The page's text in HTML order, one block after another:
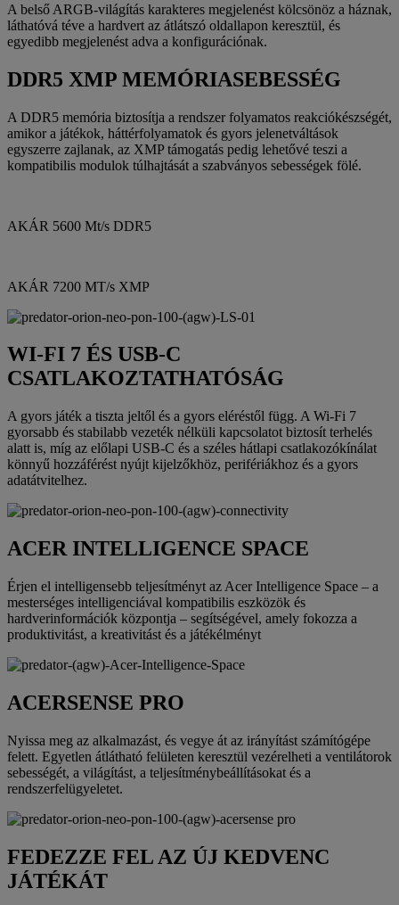
A belső ARGB-világítás karakteres megjelenést kölcsönöz a háznak,
láthatóvá téve a hardvert az átlátszó oldallapon keresztül, és
egyedibb megjelenést adva a konfigurációnak.
DDR5 XMP MEMÓRIASEBESSÉG
A DDR5 memória biztosítja a rendszer folyamatos reakciókészségét,
amikor a játékok, háttérfolyamatok és gyors jelenetváltások
egyszerre zajlanak, az XMP támogatás pedig lehetővé teszi a
kompatibilis modulok túlhajtását a szabványos sebességek fölé.
AKÁR 5600 Mt/s DDR5
AKÁR 7200 MT/s XMP
WI-FI 7 ÉS USB-C
CSATLAKOZTATHATÓSÁG
A gyors játék a tiszta jeltől és a gyors eléréstől függ. A Wi-Fi 7
gyorsabb és stabilabb vezeték nélküli kapcsolatot biztosít terhelés
alatt is, míg az előlapi USB-C és a széles hátlapi csatlakozókínálat
könnyű hozzáférést nyújt kijelzőkhöz, perifériákhoz és a gyors
adatátvitelhez.
ACER INTELLIGENCE SPACE
Érjen el intelligensebb teljesítményt az Acer Intelligence Space – a
mesterséges intelligenciával kompatibilis eszközök és
hardverinformációk központja – segítségével, amely fokozza a
produktivitást, a kreativitást és a játékélményt
ACERSENSE PRO
Nyissa meg az alkalmazást, és vegye át az irányítást számítógépe
felett. Egyetlen átlátható felületen keresztül vezérelheti a ventilátorok
sebességét, a világítást, a teljesítménybeállításokat és a
rendszerfelügyeletet.
FEDEZZE FEL AZ ÚJ KEDVENC
JÁTÉKÁT